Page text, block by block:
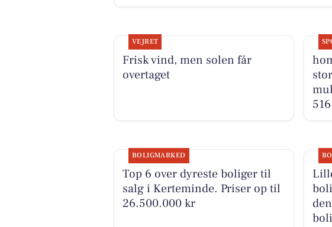
VEJRET
Frisk vind, men solen får
overtaget
516
BOLIGMARKED
Top 6 over dyreste boliger til
salg i Kerteminde. Priser op til
26.500.000 kr